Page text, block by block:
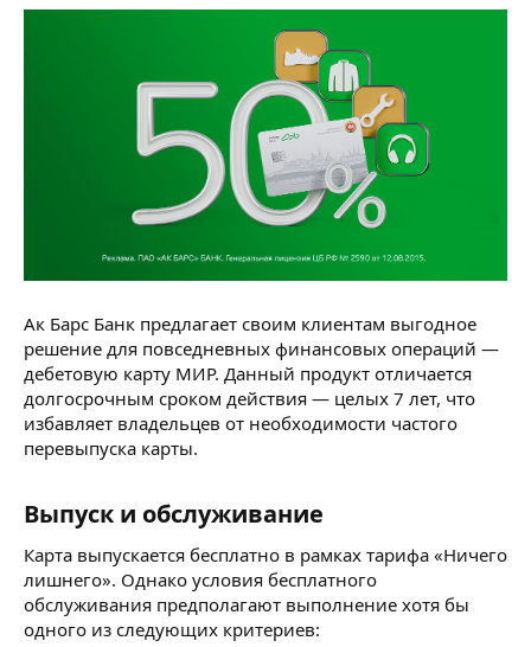
Ак Барс Банк предлагает своим клиентам выгодное
решение для повседневных финансовых операций —
дебетовую карту МИР. Данный продукт отличается
долгосрочным сроком действия — целых 7 лет, что
избавляет владельцев от необходимости частого
перевыпуска карты.
Выпуск и обслуживание​
Карта выпускается бесплатно в рамках тарифа «Ничего
лишнего». Однако условия бесплатного
обслуживания предполагают выполнение хотя бы
одного из следующих критериев: